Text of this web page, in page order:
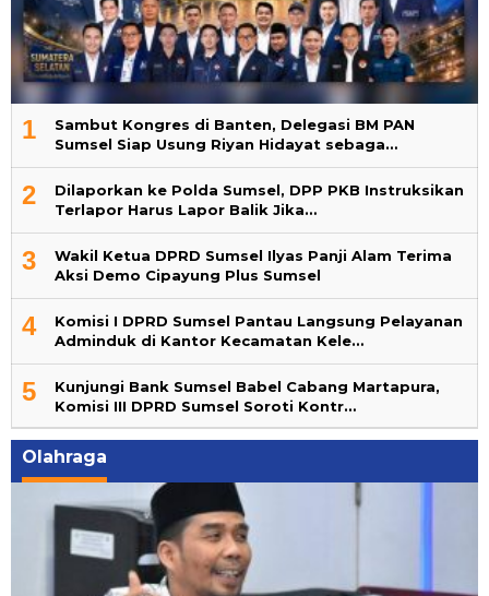
1
Sambut Kongres di Banten, Delegasi BM PAN
Sumsel Siap Usung Riyan Hidayat sebaga…
2
Dilaporkan ke Polda Sumsel, DPP PKB Instruksikan
Terlapor Harus Lapor Balik Jika…
3
Wakil Ketua DPRD Sumsel Ilyas Panji Alam Terima
Aksi Demo Cipayung Plus Sumsel
4
Komisi I DPRD Sumsel Pantau Langsung Pelayanan
Adminduk di Kantor Kecamatan Kele…
5
Kunjungi Bank Sumsel Babel Cabang Martapura,
Komisi III DPRD Sumsel Soroti Kontr…
Olahraga